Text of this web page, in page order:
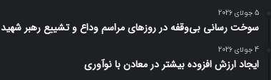
5 جولای 2026
سوخت رسانی بی‌وقفه در روز‌های مراسم وداع و تشییع رهبر شهید
4 جولای 2026
ایجاد ارزش افزوده بیشتر در معادن با نوآوری